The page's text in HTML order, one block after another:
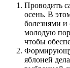
Проводить
осень. В
болезнями
молодую
чтобы
яблоней